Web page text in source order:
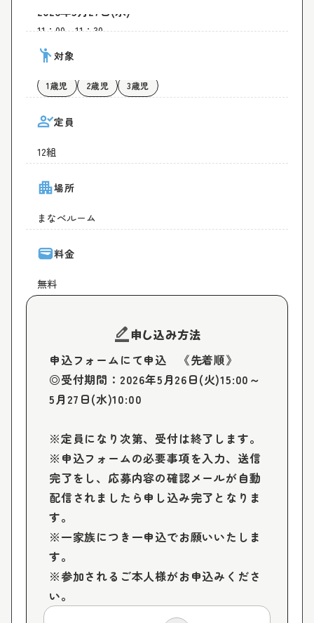
2026年5月27日(水)
11：00～11：30
emoji_people対象
1歳児 2歳児 3歳児
person_check定員
12組
apartment場所
まなべルーム
wallet料金
無料
border_color申し込み方法
申込フォームにて申込　《先着順》
◎受付期間：2026年5月26日(火)15:00～
5月27日(水)10:00
※定員になり次第、受付は終了します。
※申込フォームの必要事項を入力、送信
完了をし、応募内容の確認メールが自動
配信されましたら申し込み完了となりま
す。
※一家族につき一申込でお願いいたしま
す。
※参加されるご本人様がお申込みくださ
い。